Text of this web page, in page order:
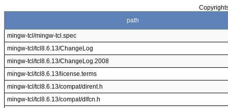
path
mingw-tcl/mingw-tcl.spec
mingw-tcl/tcl8.6.13/ChangeLog
mingw-tcl/tcl8.6.13/ChangeLog.2008
mingw-tcl/tcl8.6.13/license.terms
mingw-tcl/tcl8.6.13/compat/dirent.h
mingw-tcl/tcl8.6.13/compat/dlfcn.h